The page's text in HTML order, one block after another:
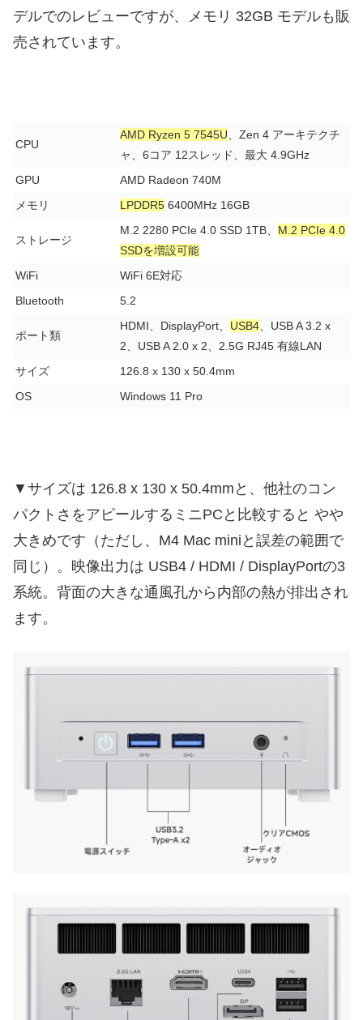
デルでのレビューですが、メモリ 32GB モデルも販
売されています。
CPU
AMD Ryzen 5 7545U 、Zen 4 アーキテクチ
ャ、6コア 12スレッド、最大 4.9GHz
GPU
AMD Radeon 740M
メモリ
LPDDR5 6400MHz 16GB
ストレージ
M.2 2280 PCIe 4.0 SSD 1TB、 M.2 PCIe 4.0
SSDを増設可能
WiFi
WiFi 6E対応
Bluetooth
5.2
ポート類
HDMI、DisplayPort、 USB4 、USB A 3.2 x
2、USB A 2.0 x 2、2.5G RJ45 有線LAN
サイズ
126.8 x 130 x 50.4mm
OS
Windows 11 Pro
▼サイズは 126.8 x 130 x 50.4mmと、他社のコン
パクトさをアピールするミニPCと比較すると やや
大きめです（ただし、M4 Mac miniと誤差の範囲で
同じ）。映像出力は USB4 / HDMI / DisplayPortの3
系統。背面の大きな通風孔から内部の熱が排出され
ます。